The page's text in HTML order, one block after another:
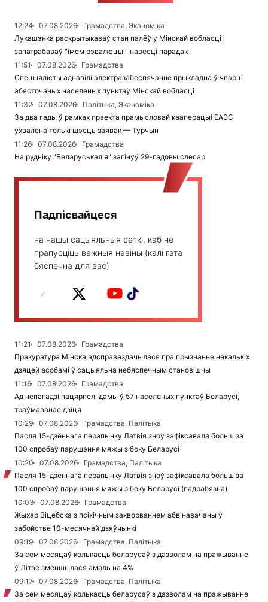
12:24 07.08.2026
Грамадства, Эканоміка
Лукашэнка раскрытыкаваў стан палёў у Мінскай вобласці і
запатрабаваў "імем рэвалюцыі" навесці парадак
11:51
07.08.2026
Грамадства
Спецыялісты аднавілі электразабеспячэнне прыкладна ў чвэрці
абясточаных населеных пунктаў Мінскай вобласці
11:32
07.08.2026
Палітыка, Эканоміка
За два гады ў рамках праекта прамысловай кааперацыі ЕАЭС
ухвалена толькі шэсць заявак — Турчын
11:26
07.08.2026
Грамадства
На рудніку "Беларуськалія" загінуў 29-гадовы слесар
Падпісвайцеся
на нашы сацыяльныя сеткі, каб не
прапусціць важныя навіны (калі гэта
бяспечна для вас)
11:21 07.08.2026
Грамадства
Пракуратура Мінска адсправаздачылася пра прызнанне некалькіх
дзяцей асобамі ў сацыяльна небяспечным становішчы
11:16
07.08.2026
Грамадства
Ад непагадзі пацярпелі дамы ў 57 населеных пунктаў Беларусі,
траўмаванае дзіця
10:29
07.08.2026
Грамадства, Палітыка
Пасля 15-дзённага перапынку Латвія зноў зафіксавала больш за
100 спробаў парушэння мяжы з боку Беларусі
10:20
07.08.2026
Грамадства, Палітыка
Пасля 15-дзённага перапынку Латвія зноў зафіксавала больш за
100 спробаў парушэння мяжы з боку Беларусі (падрабязна)
10:03
07.08.2026
Грамадства
Жыхар Віцебска з псіхічным захворваннем абвінавачаны ў
забойстве 10-месячнай дзяўчынкі
09:19
07.08.2026
Грамадства, Палітыка
За сем месяцаў колькасць беларусаў з дазволам на пражыванне
ў Літве зменшылася амаль на 4%
09:17
07.08.2026
Грамадства, Палітыка
За сем месяцаў колькасць беларусаў з дазволам на пражыванне